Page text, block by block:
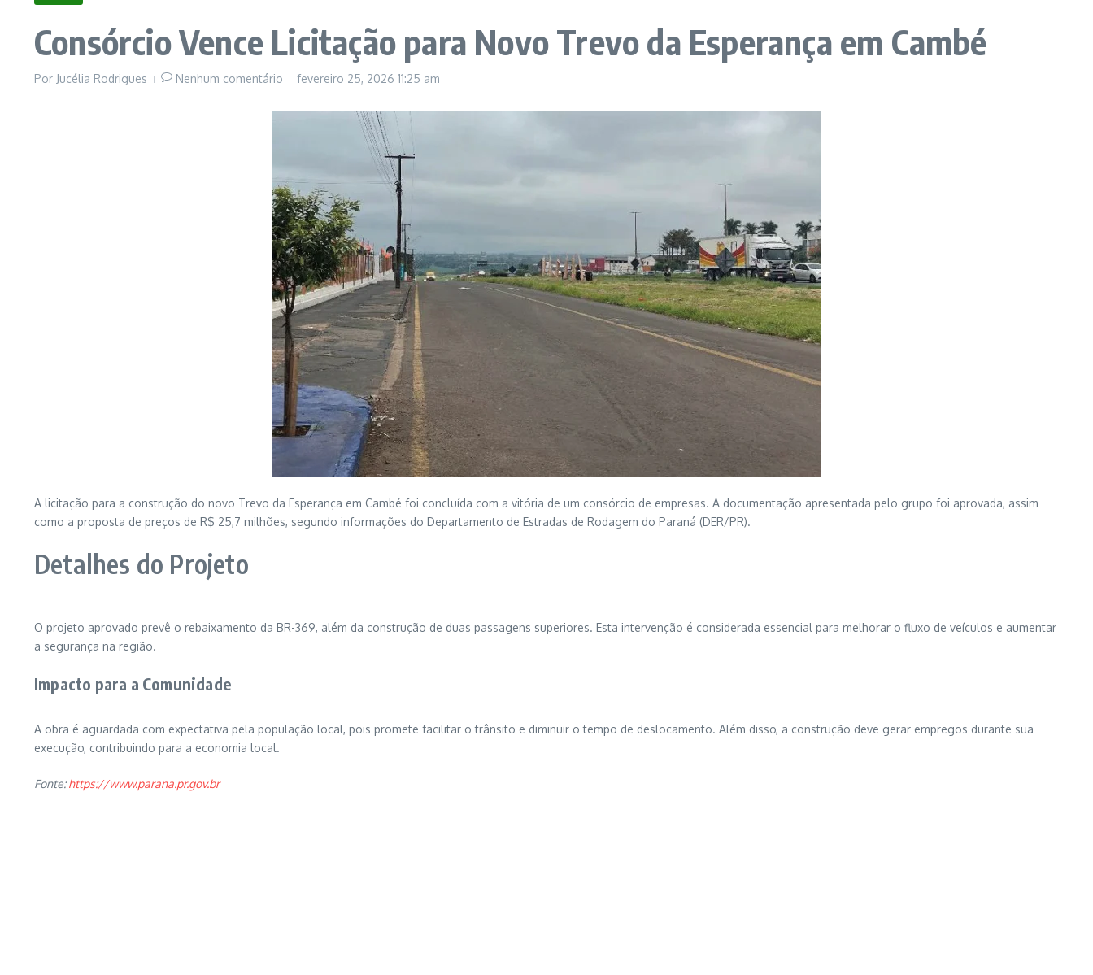
Consórcio Vence Licitação para Novo Trevo da Esperança em Cambé
Por Jucélia Rodrigues Nenhum comentário fevereiro 25, 2026 11:25 am
A licitação para a construção do novo Trevo da Esperança em Cambé foi concluída com a vitória de um consórcio de empresas. A documentação apresentada pelo grupo foi aprovada, assim
como a proposta de preços de R$ 25,7 milhões, segundo informações do Departamento de Estradas de Rodagem do Paraná (DER/PR).
Detalhes do Projeto
O projeto aprovado prevê o rebaixamento da BR-369, além da construção de duas passagens superiores. Esta intervenção é considerada essencial para melhorar o fluxo de veículos e aumentar
a segurança na região.
Impacto para a Comunidade
A obra é aguardada com expectativa pela população local, pois promete facilitar o trânsito e diminuir o tempo de deslocamento. Além disso, a construção deve gerar empregos durante sua
execução, contribuindo para a economia local.
Fonte:https://www.parana.pr.gov.br